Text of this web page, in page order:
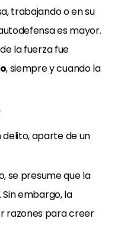
trabajando o en su
es mayor.
la fuerza fue
, siempre y cuando la
aparte de un
se presume que la
embargo, la
razones para creer